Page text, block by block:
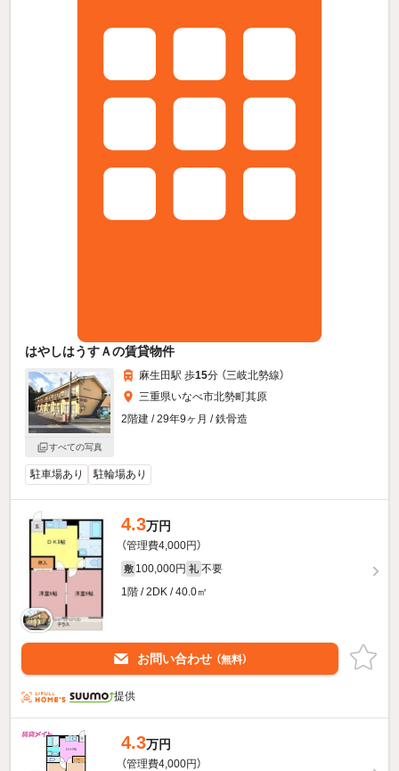
はやしはうすＡの賃貸物件
すべての写真
麻生田駅 歩15分 （三岐北勢線）
三重県いなべ市北勢町其原
2階建 / 29年9ヶ月 / 鉄骨造
駐車場あり 駐輪場あり
4.3万円
（管理費4,000円）
敷 100,000円 礼 不要
1階 / 2DK / 40.0㎡
お問い合わせ （無料）
提供
4.3万円
（管理費4,000円）